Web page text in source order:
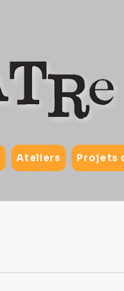
Ateliers Projets